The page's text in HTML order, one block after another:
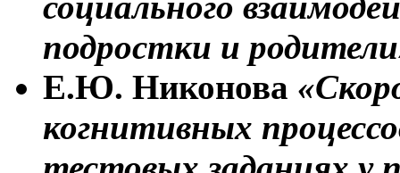
подростки и
Е.Ю. Никонова
когнитивных